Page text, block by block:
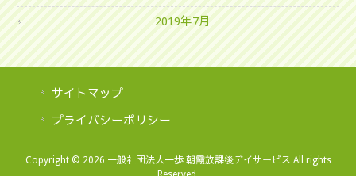
2019年7月
サイトマップ
プライバシーポリシー
Copyright © 2026 一般社団法人一歩 朝霞放課後デイサービス All rights